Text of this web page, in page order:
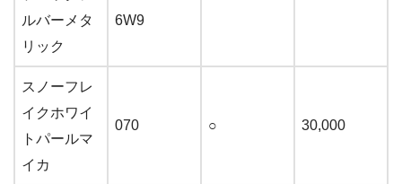
ルバーメタ
リック
6W9
スノーフレ
イクホワイ
トパールマ
イカ
070 ○ 30,000